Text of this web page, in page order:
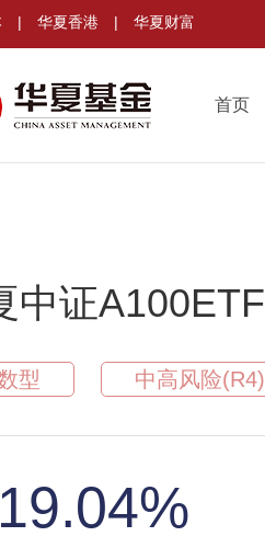
| 华夏香港 | 华夏财富
首页
中证A100ETF
型 中高风险(R4)
19.04%